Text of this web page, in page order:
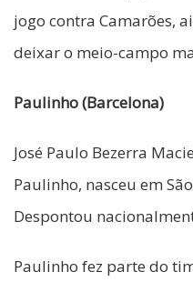
jogo contra Camarões,
deixar o meio-campo
Paulinho (Barcelona)
José Paulo Bezerra
Paulinho, nasceu em
Despontou
Paulinho fez parte do